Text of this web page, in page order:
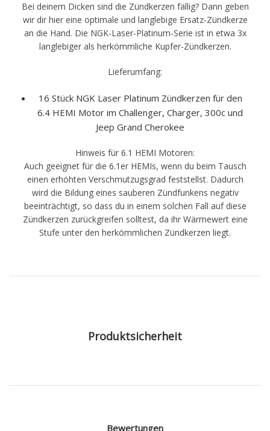
Bei deinem Dicken sind die Zündkerzen fällig? Dann geben
wir dir hier eine optimale und langlebige Ersatz-Zündkerze
an die Hand. Die NGK-Laser-Platinum-Serie ist in etwa 3x
langlebiger als herkömmliche Kupfer-Zündkerzen.
Lieferumfang:
16 Stück NGK Laser Platinum Zündkerzen für den
6.4 HEMI Motor im Challenger, Charger, 300c und
Jeep Grand Cherokee
Hinweis für 6.1 HEMI Motoren:
Auch geeignet für die 6.1er HEMIs, wenn du beim Tausch
einen erhöhten Verschmutzugsgrad feststellst. Dadurch
wird die Bildung eines sauberen Zündfunkens negativ
beeinträchtigt, so dass du in einem solchen Fall auf diese
Zündkerzen zurückgreifen solltest, da ihr Wärmewert eine
Stufe unter den herkömmlichen Zündkerzen liegt.
Produktsicherheit
Bewertungen